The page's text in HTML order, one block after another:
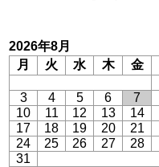
2026年8月
月
火 水 木 金
3
4 5 6 7
10
11 12 13 14
17
18 19 20 21
24
25 26 27 28
31